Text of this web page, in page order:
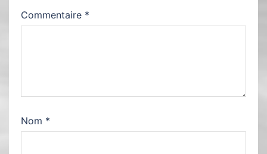
Commentaire *
Nom *